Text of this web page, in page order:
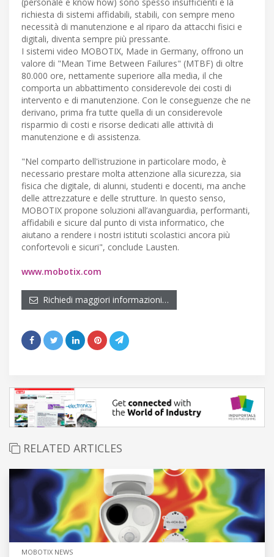
richiesta di sistemi affidabili, stabili, con sempre meno
necessità di manutenzione e al riparo da attacchi fisici e
digitali, diventa sempre più pressante.
I sistemi video MOBOTIX, Made in Germany, offrono un
valore di "Mean Time Between Failures" (MTBF) di oltre
80.000 ore, nettamente superiore alla media, il che
comporta un abbattimento considerevole dei costi di
intervento e di manutenzione. Con le conseguenze che ne
derivano, prima fra tutte quella di un considerevole
risparmio di costi e risorse dedicati alle attività di
manutenzione e di assistenza.
"Nel comparto dell'istruzione in particolare modo, è
necessario prestare molta attenzione alla sicurezza, sia
fisica che digitale, di alunni, studenti e docenti, ma anche
delle attrezzature e delle strutture. In questo senso,
MOBOTIX propone soluzioni all’avanguardia, performanti,
affidabili e sicure dal punto di vista informatico, che
aiutano a rendere i nostri istituti scolastici ancora più
confortevoli e sicuri", conclude Lausten.
www.mobotix.com
Richiedi maggiori informazioni…
RELATED ARTICLES
MOBOTIX NEWS